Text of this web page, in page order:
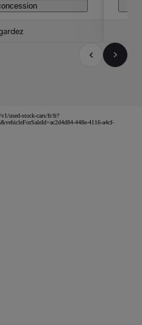
used-stock-cars/fr/fr?
448e-4116-a4cf-